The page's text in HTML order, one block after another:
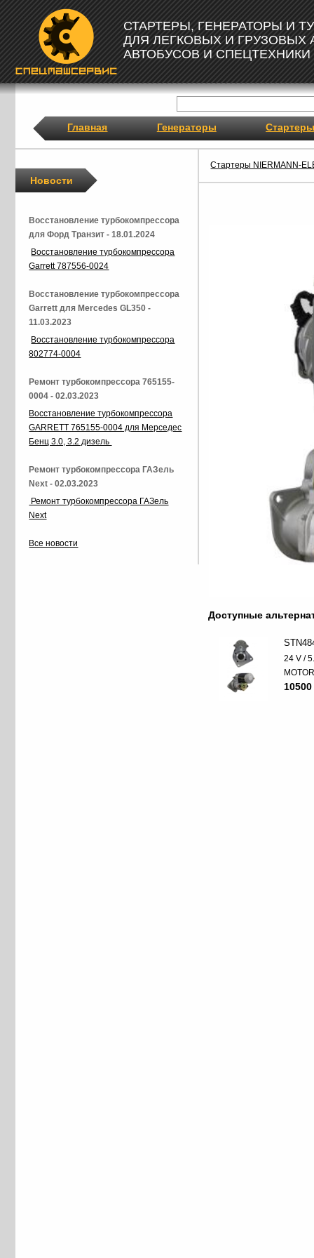
СТАРТЕРЫ, ГЕНЕРАТОРЫ И
ДЛЯ ЛЕГКОВЫХ И ГРУЗОВЫХ
АВТОБУСОВ И СПЕЦТЕХНИКИ
Главная Генераторы Стартеры
Стартеры NIERMANN-
Доступные
24 V /
Новости
Восстановление турбокомпрессора
для Форд Транзит - 18.01.2024
Восстановление турбокомпрессора
Garrett 787556-0024
Восстановление турбокомпрессора
Garrett для Mercedes GL350 -
11.03.2023
Восстановление турбокомпрессора
802774-0004
Ремонт турбокомпрессора 765155-
0004 - 02.03.2023
Восстановление турбокомпрессора
GARRETT 765155-0004 для Мерседес
Бенц 3.0, 3.2 дизель
Ремонт турбокомпрессора ГАЗель
Next - 02.03.2023
Ремонт турбокомпрессора ГАЗель
Next
Все новости